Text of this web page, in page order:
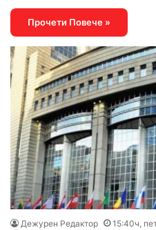
Прочети Повече »
Дежурен Редактор 15:40ч,